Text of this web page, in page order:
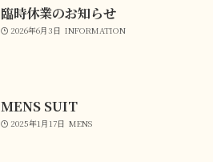
臨時休業のお知らせ
2026年6月3日 INFORMATION
MENS SUIT
2025年1月17日 MENS